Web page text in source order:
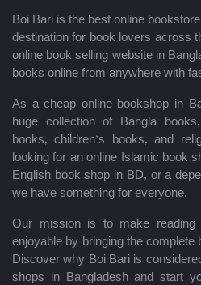
Boi Bari is the best online
destination for book lovers across
online book selling website in
books online from anywhere with
As a cheap online bookshop in
huge collection of Bangla
books, children’s books, and
looking for an online Islamic book
English book shop in BD, or a
we have something for everyone.
Our mission is to make reading
enjoyable by bringing the complete
Discover why Boi Bari is
shops in Bangladesh and start